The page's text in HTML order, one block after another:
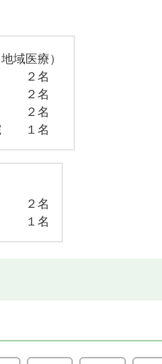
域医療）
２名
２名
２名
１名
２名
１名